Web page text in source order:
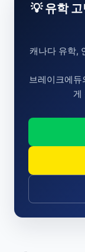
💡 유학
캐나다 유학,
브레이크에듀
게